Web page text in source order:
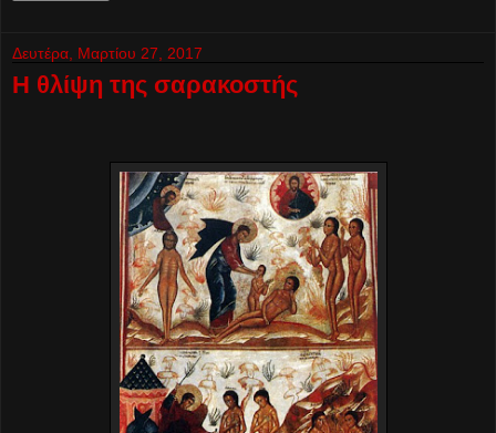
Δευτέρα, Μαρτίου 27, 2017
Η θλίψη της σαρακοστής